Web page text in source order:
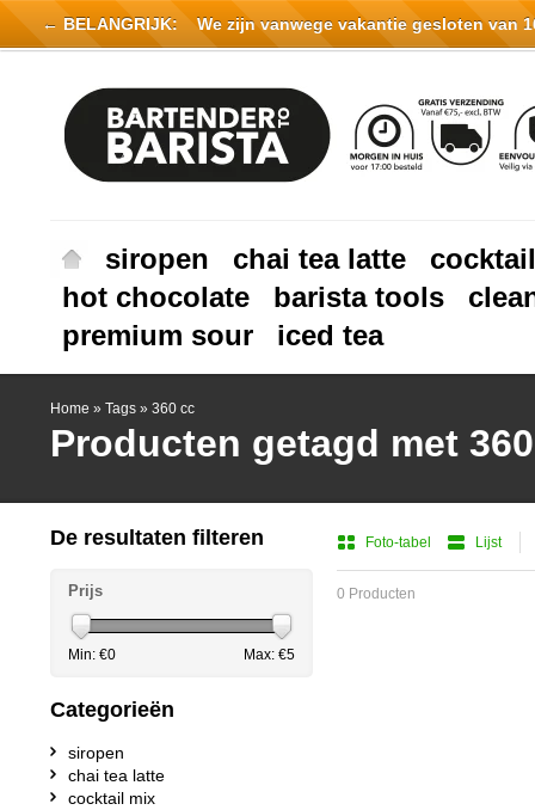
siropen chai tea latte
hot chocolate
barista tools
premium sour
iced tea
Home » Tags » 360 cc
Producten getagd met
Foto-tabel Lijst
0 Producten
De resultaten filteren
Prijs
Min: €0 Max: €5
Categorieën
siropen
chai tea latte
cocktail mix
← BELANGRIJK: We zijn vanwege vakantie gesloten van